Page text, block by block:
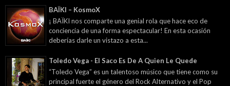
BAÏKI – KosmoX
¡ BAÏKI nos comparte una genial rola que hace eco de
conciencia de una forma espectacular! En esta ocasión
deberías darle un vistazo a esta...
Toledo Vega - El Saco Es De A Quien Le Quede
“Toledo Vega” es un talentoso músico que tiene como su
principal fuerte el género del Rock Alternativo y el Pop